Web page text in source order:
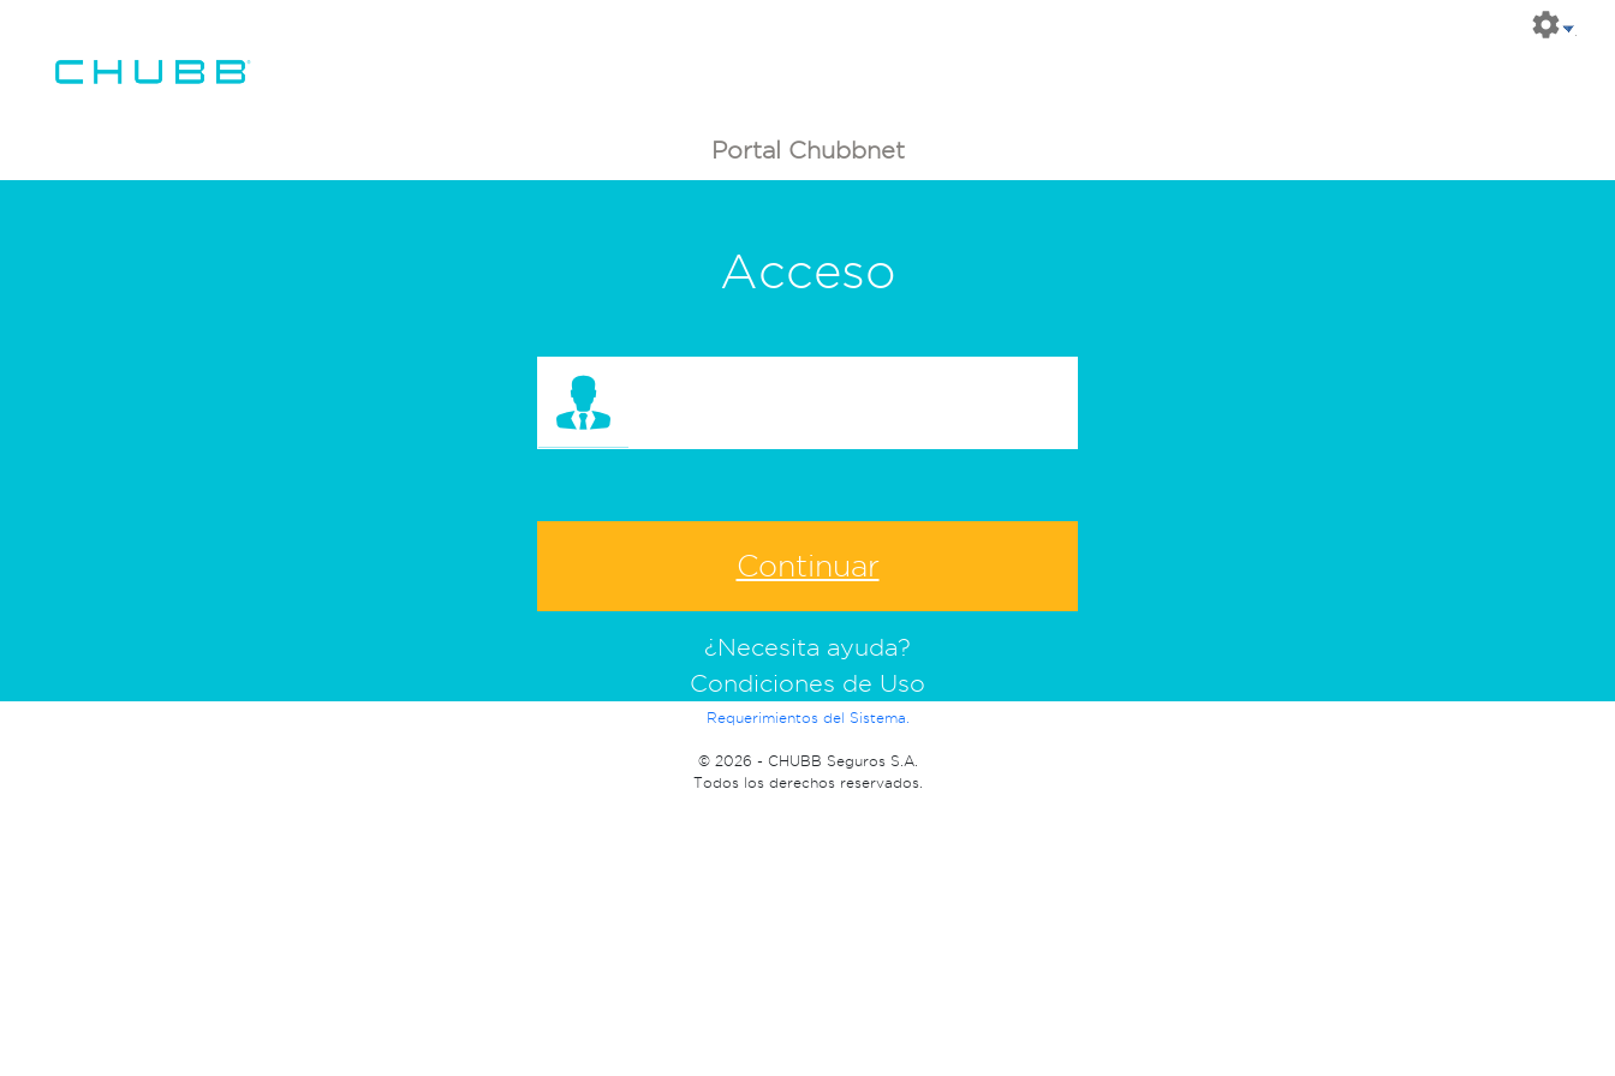
Portal Chubbnet
Acceso
¿Necesita ayuda?
Condiciones de Uso
Requerimientos del Sistema.
© 2026 - CHUBB Seguros S.A.
Todos los derechos reservados.